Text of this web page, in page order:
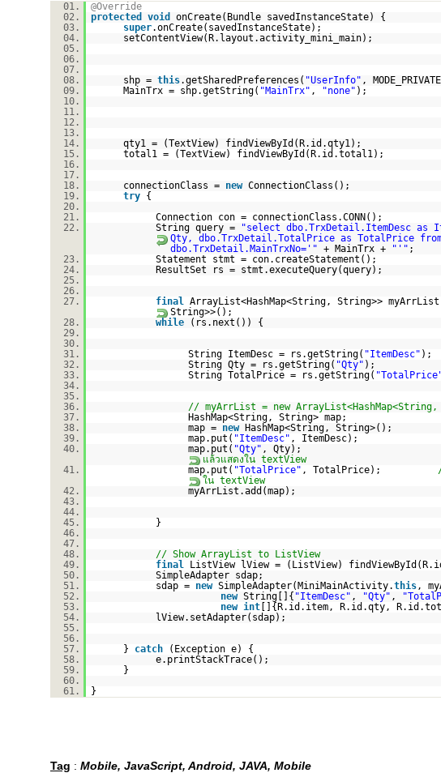
01.
@Override
02.
protected void
onCreate(Bundle savedInstanceState) {
03.
super.onCreate(savedInstanceState);
04.
setContentView(R.layout.activity_mini_main);
05.
06.
07.
08.
shp = this.getSharedPreferences( "UserInfo" ,
09.
MainTrx = shp.getString( "MainTrx" , "none" );
10.
11.
12.
13.
14.
qty1 = (TextView) findViewById(R.id.qty1);
15.
total1 = (TextView) findViewById(R.id.total1);
16.
17.
18.
connectionClass = new ConnectionClass();
19.
try
{
20.
21.
Connection con = connectionClass.CONN();
22.
String query =
"select dbo.TrxDetail.ItemDesc as
Qty, dbo.TrxDetail.TotalPrice as TotalPrice
dbo.TrxDetail.MainTrxNo='" + MainTrx + "'" ;
23.
Statement stmt = con.createStatement();
24.
ResultSet rs = stmt.executeQuery(query);
25.
26.
27.
final ArrayList<HashMap<String, String>>
String>>();
28.
while
(rs.next()) {
29.
30.
31.
String ItemDesc = rs.getString( "ItemDesc" );
32.
String Qty = rs.getString( "Qty" );
33.
String TotalPrice = rs.getString(
34.
35.
36.
// myArrList = new
37.
HashMap<String, String> map;
38.
map = new
HashMap<String, String>();
39.
map.put( "ItemDesc" , ItemDesc);
40.
map.put( "Qty" ,
แล้วแสดงใน textView
41.
map.put( "TotalPrice" , TotalPrice);
ใน textView
42.
myArrList.add(map);
43.
44.
45.
}
46.
47.
48.
// Show ArrayList to ListView
49.
final
ListView lView = (ListView)
50.
SimpleAdapter sdap;
51.
sdap = new SimpleAdapter(MiniMainActivity.this,
52.
new String[]{ "ItemDesc" , "Qty" ,
53.
new int[]{R.id.item, R.id.qty,
54.
lView.setAdapter(sdap);
55.
56.
57.
} catch
(Exception e) {
58.
e.printStackTrace();
59.
}
60.
61.
}
Tag : Mobile, JavaScript, Android, JAVA, Mobile